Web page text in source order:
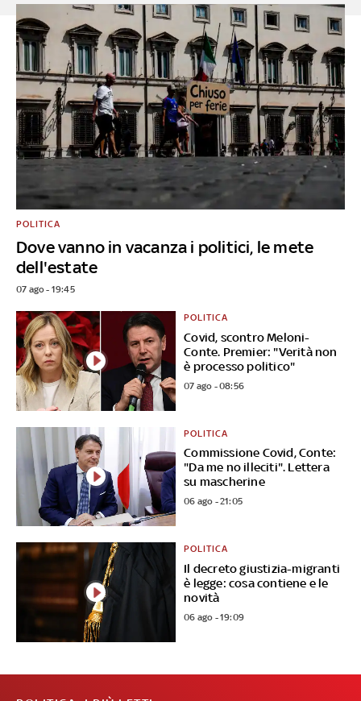
Dove vanno in vacanza i politici, le mete
dell'estate
POLITICA
07 ago - 19:45
Covid, scontro Meloni-
Conte. Premier: "Verità non
è processo politico"
POLITICA
07 ago - 08:56
Commissione Covid, Conte:
"Da me no illeciti". Lettera
su mascherine
POLITICA
06 ago - 21:05
Il decreto giustizia-migranti
è legge: cosa contiene e le
novità
POLITICA
06 ago - 19:09